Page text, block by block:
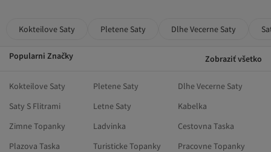
Kokteilove Saty Pletene Saty Dlhe Vecerne Saty
Popularni Značky Zobraziť všetko
Kokteilove Saty Pletene Saty
Dlhe Vecerne Saty
Saty S Flitrami
Letne Saty
Kabelka
Zimne Topanky
Ladvinka
Cestovna Taska
Plazova Taska
Turisticke Topanky
Pracovne Topanky